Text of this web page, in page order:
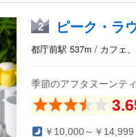
2 ピーク・ラ
都庁前駅 537m / カフェ、
季節のアフタヌーンテ
￥10,000～￥14,999